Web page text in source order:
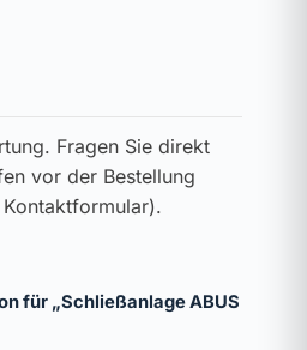
Fragen Sie direkt
vor der Bestellung
für „Schließanlage ABUS